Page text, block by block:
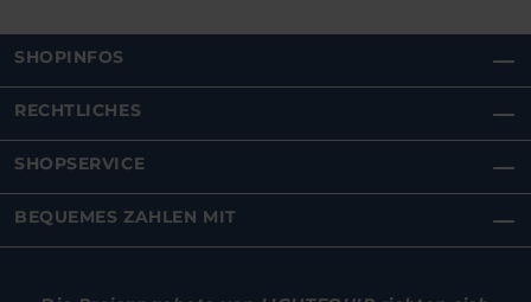
SHOPINFOS
RECHTLICHES
SHOPSERVICE
BEQUEMES ZAHLEN MIT